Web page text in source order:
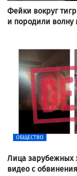
Фейки вокруг
и породили волну
ОБЩЕСТВО
Лица зарубежных
видео с